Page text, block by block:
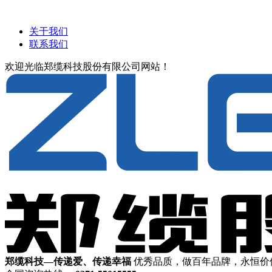
关于我们
联系我们
欢迎光临郑缆科技股份有限公司网站！
郑缆科技—传递爱、传递幸福 优秀品质，做百年品牌，永恒价